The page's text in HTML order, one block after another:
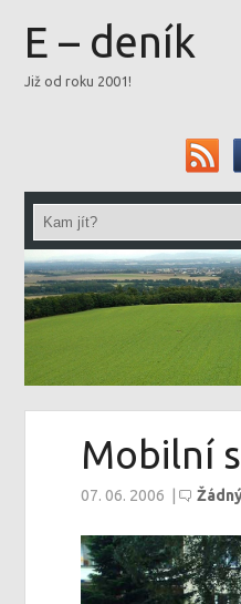
E – deník
Již od roku 2001!
Mobilní
07. 06. 2006 |